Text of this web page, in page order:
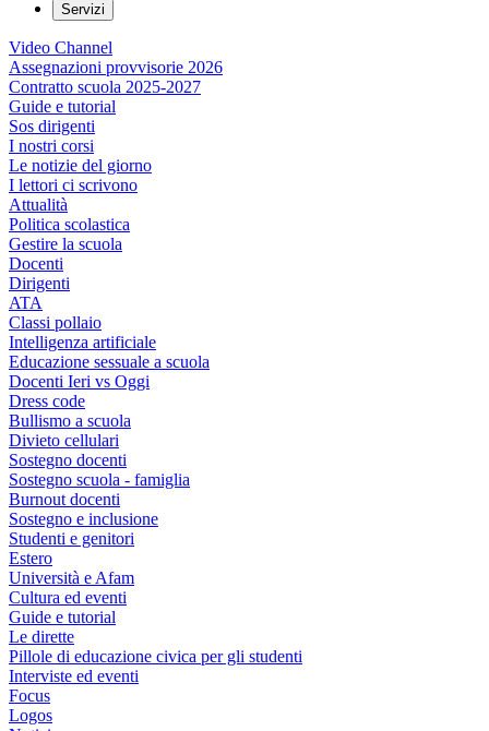
Servizi
Video Channel
Assegnazioni provvisorie 2026
Contratto scuola 2025-2027
Guide e tutorial
Sos dirigenti
I nostri corsi
Le notizie del giorno
I lettori ci scrivono
Attualità
Politica scolastica
Gestire la scuola
Docenti
Dirigenti
ATA
Classi pollaio
Intelligenza artificiale
Educazione sessuale a scuola
Docenti Ieri vs Oggi
Dress code
Bullismo a scuola
Divieto cellulari
Sostegno docenti
Sostegno scuola - famiglia
Burnout docenti
Sostegno e inclusione
Studenti e genitori
Estero
Università e Afam
Cultura ed eventi
Guide e tutorial
Le dirette
Pillole di educazione civica per gli studenti
Interviste ed eventi
Focus
Logos